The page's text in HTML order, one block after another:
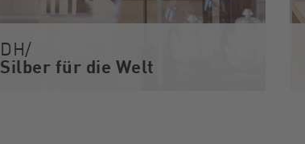
DH/
Silber für die Welt